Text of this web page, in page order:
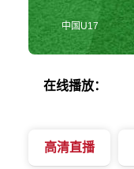
中国U17
在线播放：
高清直播